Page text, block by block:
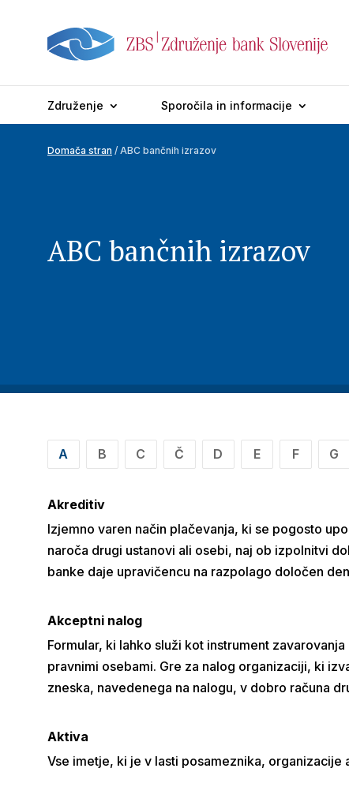
Združenje Sporočila in informacije
ABC bančnih izrazov
Domača stran / ABC bančnih izrazov
A B C Č D E F G
Akreditiv
Izjemno varen način plačevanja, ki se pogosto
naroča drugi ustanovi ali osebi, naj ob izpolnitvi
banke daje upravičencu na razpolago določen
Akceptni nalog
Formular, ki lahko služi kot instrument
pravnimi osebami. Gre za nalog organizaciji, ki
zneska, navedenega na nalogu, v dobro računa
Aktiva
Vse imetje, ki je v lasti posameznika, organizacije